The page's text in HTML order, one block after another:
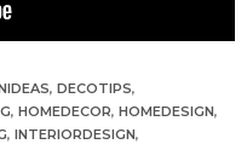
, DECOTIPS,
, HOMEDECOR, HOMEDESIGN,
, INTERIORDESIGN,